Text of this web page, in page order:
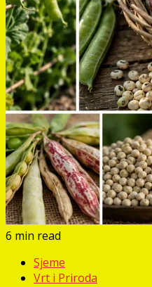
6 min read
Sjeme
Vrt i Priroda